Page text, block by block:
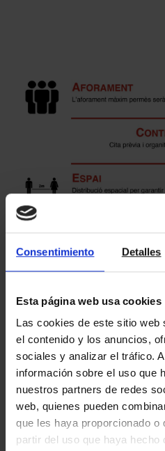
Consentimiento Detalles
Esta página web usa cookies
Las cookies de este sitio web
el contenido y los anuncios,
sociales y analizar el tráfico.
información sobre el uso que
nuestros partners de redes
web, quienes pueden
que les haya proporcionado o
partir del uso que haya hecho